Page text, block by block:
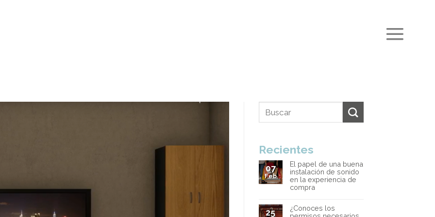
Recientes
07
Feb
El papel de una buena
instalación de sonido
en la experiencia de
compra
25
¿Conoces los